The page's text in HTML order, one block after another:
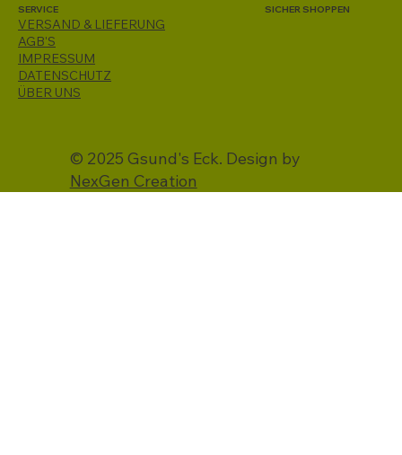
SERVICE
VERSAND & LIEFERUNG
AGB'S
IMPRESSUM
DATENSCHUTZ
ÜBER UNS
© 2025 Gsund's Eck. Design by
NexGen Creation
SICHER SHOPPEN